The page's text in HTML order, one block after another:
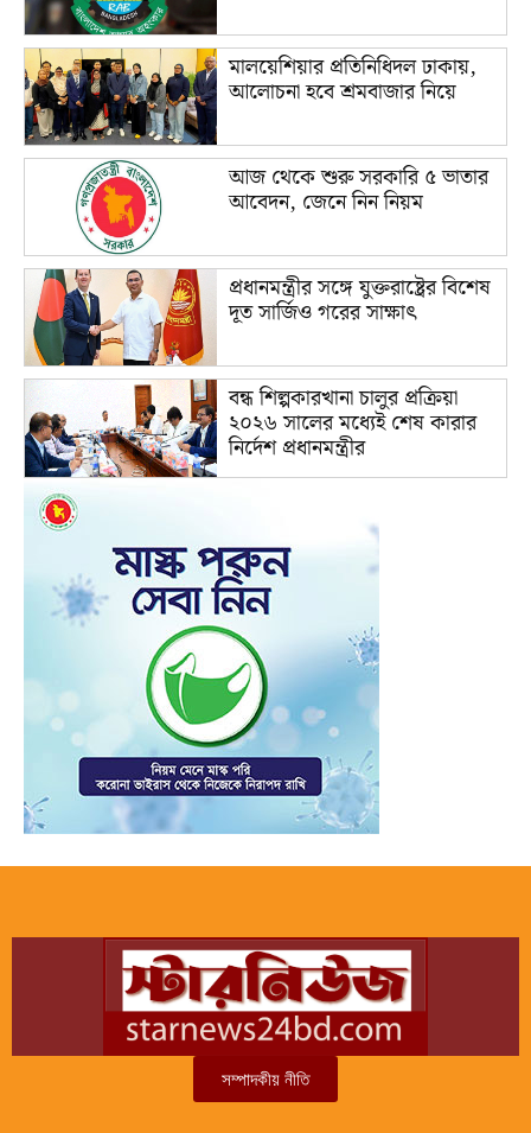
মালয়েশিয়ার প্রতিনিধিদল ঢাকায়,
আলোচনা হবে শ্রমবাজার নিয়ে
আজ থেকে শুরু সরকারি ৫ ভাতার
আবেদন, জেনে নিন নিয়ম
প্রধানমন্ত্রীর সঙ্গে যুক্তরাষ্ট্রের বিশেষ
দূত সার্জিও গরের সাক্ষাৎ
বন্ধ শিল্পকারখানা চালুর প্রক্রিয়া
২০২৬ সালের মধ্যেই শেষ কারার
নির্দেশ প্রধানমন্ত্রীর
সম্পাদকীয় নীতি